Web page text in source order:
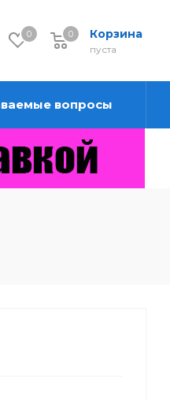
0 Корзина
0
пуста
0
вопросы